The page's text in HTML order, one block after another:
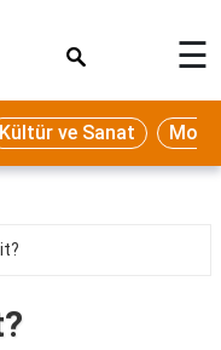
☰
Kültür ve Sanat